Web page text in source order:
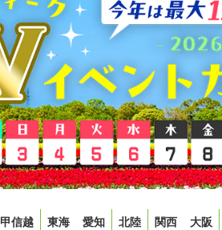
甲信越 東海 愛知 北陸 関西 大阪